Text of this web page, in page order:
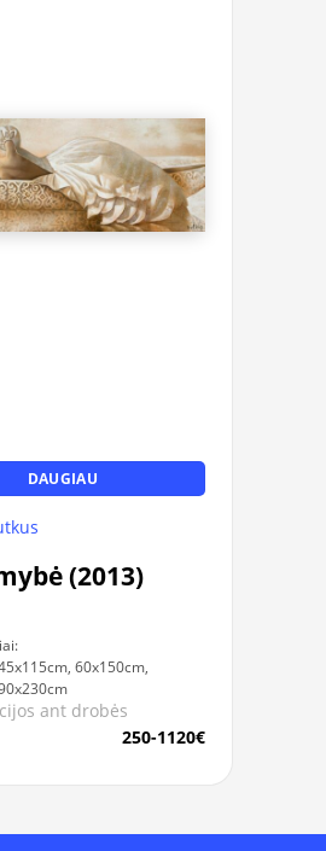
DAUGIAU
(2013)
60x150cm,
ant drobės
250-1120€